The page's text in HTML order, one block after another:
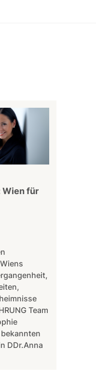
Wien für
Team
DDr.Anna